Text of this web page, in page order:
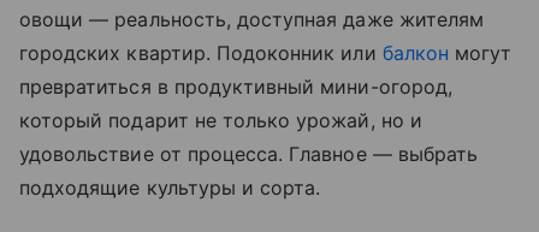
овощи — реальность, доступная даже жителям
городских квартир. Подоконник или балкон могут
превратиться в продуктивный мини-огород,
который подарит не только урожай, но и
удовольствие от процесса. Главное — выбрать
подходящие культуры и сорта.